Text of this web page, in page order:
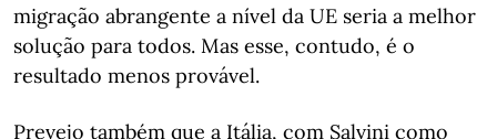
migração abrangente a nível da UE seria a melhor
solução para todos. Mas esse, contudo, é o
resultado menos provável.
Prevejo também que a Itália, com Salvini como